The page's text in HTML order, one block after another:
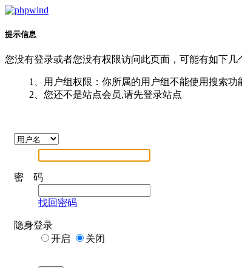
提示信息
您没有登录或者您没有权限访问此页面，可能有如下几
1、用户组权限：你所属的用户组不能使用搜索功
2、您还不是站点会员,请先登录站点
密 码
找回密码
隐身登录
开启
关闭